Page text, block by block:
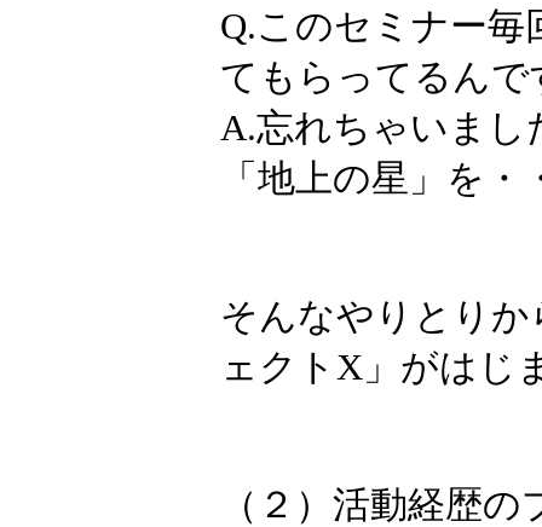
Q.このセミナー
てもらってるん
A.忘れちゃいまし
「地上の星」を・
そんなやりとり
ェクトX」がはじ
（２）活動経歴